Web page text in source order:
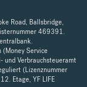
Road, Ballsbridge,
469391.
(Money Service
und Verbrauchsteueramt
(Lizenznummer
Etage, YF LIFE